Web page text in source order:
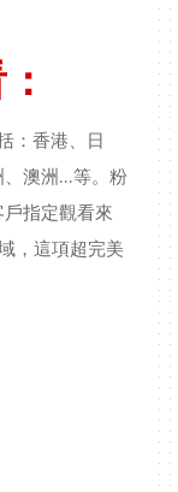
：香港、日
澳洲...等。粉
指定觀看來
，這項超完美